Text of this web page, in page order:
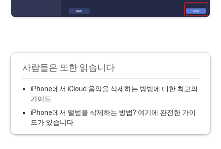
사람들은 또한 읽습니다
iPhone에서 iCloud 음악을 삭제하는 방법에 대한 최고의
가이드
iPhone에서 앨범을 삭제하는 방법? 여기에 완전한 가이
드가 있습니다